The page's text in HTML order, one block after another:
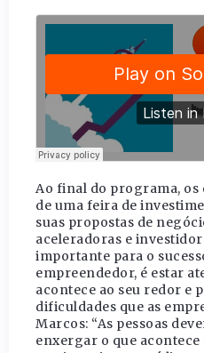
Ao final do programa,
de uma feira de
suas propostas de
aceleradoras e
importante para o
empreendedor, é estar
acontece ao seu redor e
dificuldades que as
Marcos: “As pessoas
enxergar o que acontece